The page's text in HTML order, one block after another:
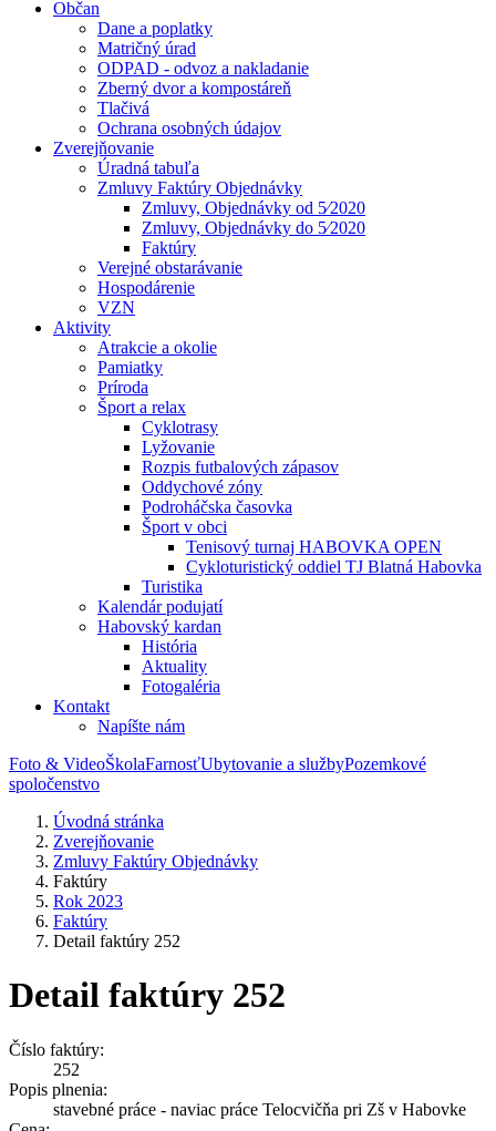
Občan
Dane a poplatky
Matričný úrad
ODPAD - odvoz a nakladanie
Zberný dvor a kompostáreň
Tlačivá
Ochrana osobných údajov
Zverejňovanie
Úradná tabuľa
Zmluvy Faktúry Objednávky
Zmluvy, Objednávky od 5⁄2020
Zmluvy, Objednávky do 5⁄2020
Faktúry
Verejné obstarávanie
Hospodárenie
VZN
Aktivity
Atrakcie a okolie
Pamiatky
Príroda
Šport a relax
Cyklotrasy
Lyžovanie
Rozpis futbalových zápasov
Oddychové zóny
Podroháčska časovka
Šport v obci
Tenisový turnaj HABOVKA OPEN
Cykloturistický oddiel TJ Blatná Habovka
Turistika
Kalendár podujatí
Habovský kardan
História
Aktuality
Fotogaléria
Kontakt
Napíšte nám
Foto & VideoŠkolaFarnosťUbytovanie a službyPozemkové
spoločenstvo
Úvodná stránka
Zverejňovanie
Zmluvy Faktúry Objednávky
Faktúry
Rok 2023
Faktúry
Detail faktúry 252
Detail faktúry 252
Číslo faktúry:
252
Popis plnenia:
stavebné práce - naviac práce Telocvičňa pri Zš v Habovke